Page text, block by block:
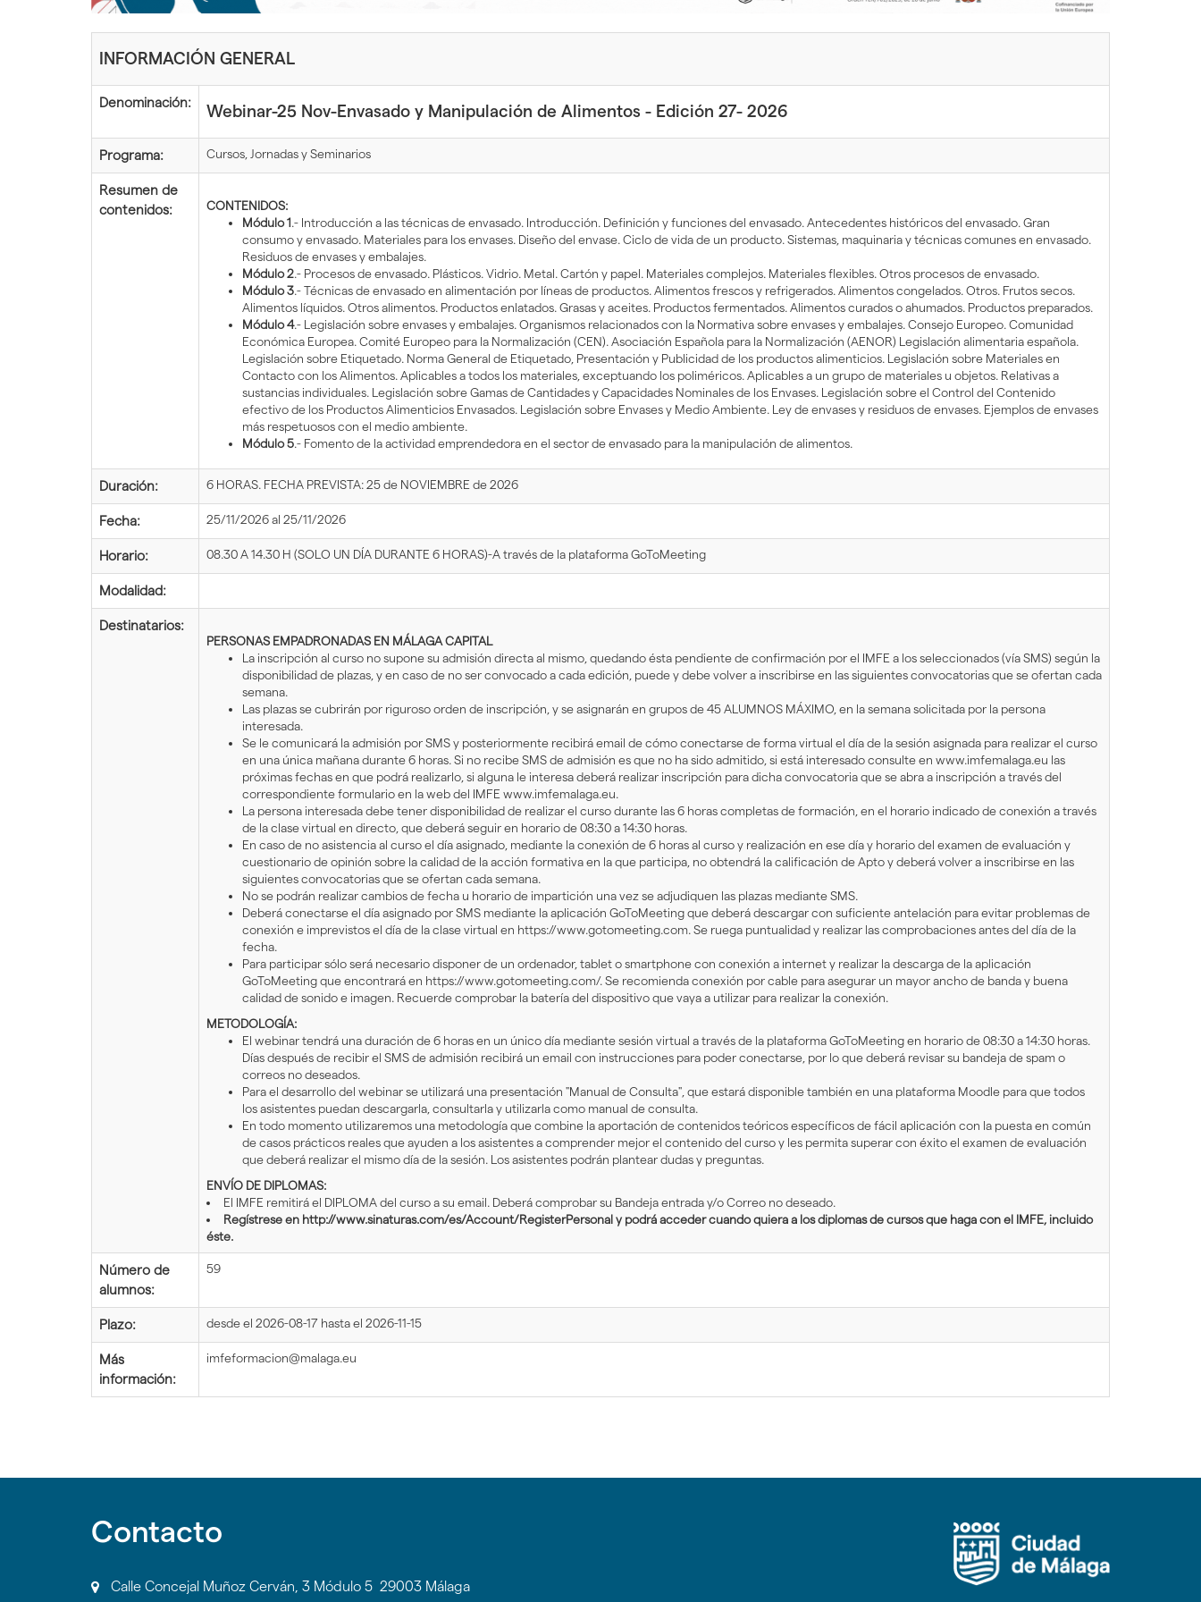
inicio
INFORMACIÓN GENERAL
Denominación: Webinar-25 Nov-Envasado y Manipulación de Alimentos - Edición 27- 2026
Programa: Cursos, Jornadas y Seminarios
Resumen de
contenidos:
CONTENIDOS:
Módulo 1.- Introducción a las técnicas de envasado. Introducción. Definición y funciones del envasado. Antecedentes históricos del envasado. Gran
consumo y envasado. Materiales para los envases. Diseño del envase. Ciclo de vida de un producto. Sistemas, maquinaria y técnicas comunes en envasado.
Residuos de envases y embalajes.
Módulo 2.- Procesos de envasado. Plásticos. Vidrio. Metal. Cartón y papel. Materiales complejos. Materiales flexibles. Otros procesos de envasado.
Módulo 3.- Técnicas de envasado en alimentación por líneas de productos. Alimentos frescos y refrigerados. Alimentos congelados. Otros. Frutos secos.
Alimentos líquidos. Otros alimentos. Productos enlatados. Grasas y aceites. Productos fermentados. Alimentos curados o ahumados. Productos preparados.
Módulo 4.- Legislación sobre envases y embalajes. Organismos relacionados con la Normativa sobre envases y embalajes. Consejo Europeo. Comunidad
Económica Europea. Comité Europeo para la Normalización (CEN). Asociación Española para la Normalización (AENOR) Legislación alimentaria española.
Legislación sobre Etiquetado. Norma General de Etiquetado, Presentación y Publicidad de los productos alimenticios. Legislación sobre Materiales en
Contacto con los Alimentos. Aplicables a todos los materiales, exceptuando los poliméricos. Aplicables a un grupo de materiales u objetos. Relativas a
sustancias individuales. Legislación sobre Gamas de Cantidades y Capacidades Nominales de los Envases. Legislación sobre el Control del Contenido
efectivo de los Productos Alimenticios Envasados. Legislación sobre Envases y Medio Ambiente. Ley de envases y residuos de envases. Ejemplos de envases
más respetuosos con el medio ambiente.
Módulo 5.- Fomento de la actividad emprendedora en el sector de envasado para la manipulación de alimentos.
Duración: 6 HORAS. FECHA PREVISTA: 25 de NOVIEMBRE de 2026
Fecha: 25/11/2026 al 25/11/2026
Horario: 08.30 A 14.30 H (SOLO UN DÍA DURANTE 6 HORAS)-A través de la plataforma GoToMeeting
Modalidad:
Destinatarios:
PERSONAS EMPADRONADAS EN MÁLAGA CAPITAL
La inscripción al curso no supone su admisión directa al mismo, quedando ésta pendiente de confirmación por el IMFE a los seleccionados (vía SMS) según la
disponibilidad de plazas, y en caso de no ser convocado a cada edición, puede y debe volver a inscribirse en las siguientes convocatorias que se ofertan cada
semana.
Las plazas se cubrirán por riguroso orden de inscripción, y se asignarán en grupos de 45 ALUMNOS MÁXIMO, en la semana solicitada por la persona
interesada.
Se le comunicará la admisión por SMS y posteriormente recibirá email de cómo conectarse de forma virtual el día de la sesión asignada para realizar el curso
en una única mañana durante 6 horas. Si no recibe SMS de admisión es que no ha sido admitido, si está interesado consulte en www.imfemalaga.eu las
próximas fechas en que podrá realizarlo, si alguna le interesa deberá realizar inscripción para dicha convocatoria que se abra a inscripción a través del
correspondiente formulario en la web del IMFE www.imfemalaga.eu.
La persona interesada debe tener disponibilidad de realizar el curso durante las 6 horas completas de formación, en el horario indicado de conexión a través
de la clase virtual en directo, que deberá seguir en horario de 08:30 a 14:30 horas.
En caso de no asistencia al curso el día asignado, mediante la conexión de 6 horas al curso y realización en ese día y horario del examen de evaluación y
cuestionario de opinión sobre la calidad de la acción formativa en la que participa, no obtendrá la calificación de Apto y deberá volver a inscribirse en las
siguientes convocatorias que se ofertan cada semana.
No se podrán realizar cambios de fecha u horario de impartición una vez se adjudiquen las plazas mediante SMS.
Deberá conectarse el día asignado por SMS mediante la aplicación GoToMeeting que deberá descargar con suficiente antelación para evitar problemas de
conexión e imprevistos el día de la clase virtual en https://www.gotomeeting.com. Se ruega puntualidad y realizar las comprobaciones antes del día de la
fecha.
Para participar sólo será necesario disponer de un ordenador, tablet o smartphone con conexión a internet y realizar la descarga de la aplicación
GoToMeeting que encontrará en https://www.gotomeeting.com/. Se recomienda conexión por cable para asegurar un mayor ancho de banda y buena
calidad de sonido e imagen. Recuerde comprobar la batería del dispositivo que vaya a utilizar para realizar la conexión.
METODOLOGÍA:
El webinar tendrá una duración de 6 horas en un único día mediante sesión virtual a través de la plataforma GoToMeeting en horario de 08:30 a 14:30 horas.
Días después de recibir el SMS de admisión recibirá un email con instrucciones para poder conectarse, por lo que deberá revisar su bandeja de spam o
correos no deseados.
Para el desarrollo del webinar se utilizará una presentación "Manual de Consulta", que estará disponible también en una plataforma Moodle para que todos
los asistentes puedan descargarla, consultarla y utilizarla como manual de consulta.
En todo momento utilizaremos una metodología que combine la aportación de contenidos teóricos específicos de fácil aplicación con la puesta en común
de casos prácticos reales que ayuden a los asistentes a comprender mejor el contenido del curso y les permita superar con éxito el examen de evaluación
que deberá realizar el mismo día de la sesión. Los asistentes podrán plantear dudas y preguntas.
ENVÍO DE DIPLOMAS:
El IMFE remitirá el DIPLOMA del curso a su email. Deberá comprobar su Bandeja entrada y/o Correo no deseado.
Regístrese en http://www.sinaturas.com/es/Account/RegisterPersonal y podrá acceder cuando quiera a los diplomas de cursos que haga con el IMFE, incluido
éste.
Número de
alumnos:
59
Plazo: desde el 2026-08-17 hasta el 2026-11-15
Más
información:
imfeformacion@malaga.eu
Contacto
Calle Concejal Muñoz Cerván, 3 Módulo 5 29003 Málaga